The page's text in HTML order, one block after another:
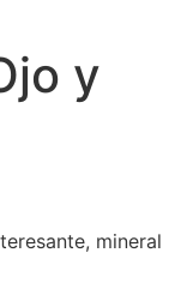
y
mineral